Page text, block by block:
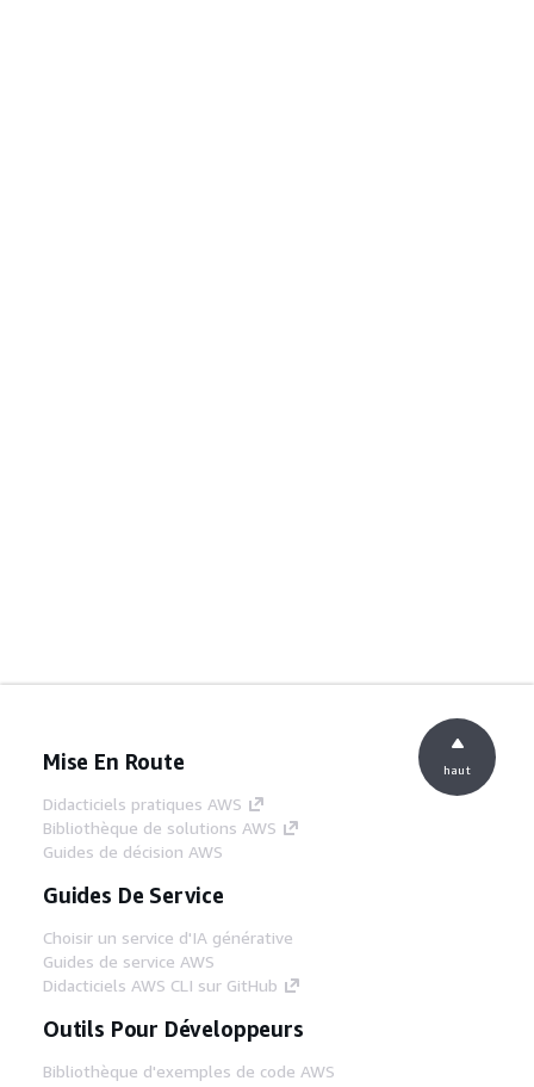
Mise En Route
Didacticiels pratiques AWS
Bibliothèque de solutions AWS
Guides de décision AWS
Guides De Service
Choisir un service d'IA générative
Guides de service AWS
Didacticiels AWS CLI sur GitHub
Outils Pour Développeurs
Bibliothèque d'exemples de code AWS
haut